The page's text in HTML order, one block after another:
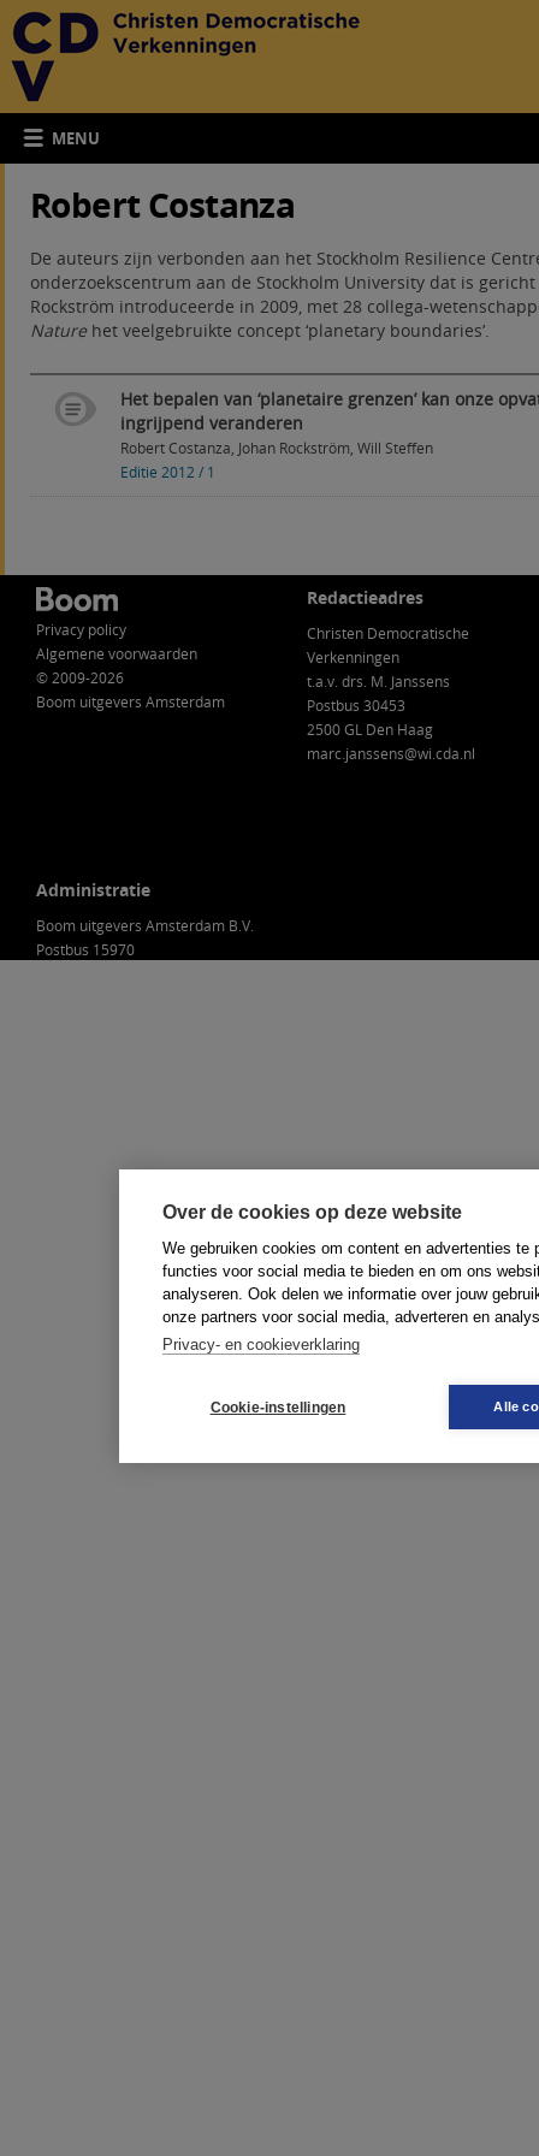
Over de cookies op deze website
We gebruiken cookies om content en advertenties te
functies voor social media te bieden en om ons
analyseren. Ook delen we informatie over jouw
onze partners voor social media, adverteren en
Privacy- en cookieverklaring
Cookie-instellingen Alle
MENU
Robert Costanza
De auteurs zijn verbonden aan het Stockholm Resilience
onderzoekscentrum aan de Stockholm University dat is
Rockström introduceerde in 2009, met 28 collega-
Naturehet veelgebruikte concept ‘planetary boundaries’.
Het bepalen van ‘planetaire grenzen’ kan onze
ingrijpend veranderen
Robert Costanza Johan Rockström Will Steffen
Editie 2012 / 1
Privacy policy
Algemene voorwaarden
© 2009-2026
Boom uitgevers Amsterdam
Redactieadres
Christen Democratische
Verkenningen
t.a.v. drs. M. Janssens
Postbus 30453
2500 GL Den Haag
marc.janssens@wi.cda.nl
Administratie
Boom uitgevers Amsterdam B.V.
Postbus 15970